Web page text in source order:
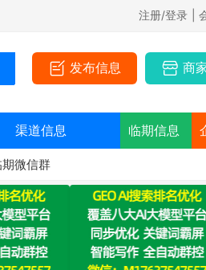
注册/登录 |
发布信息 商
渠道信息 临期信息
微信群